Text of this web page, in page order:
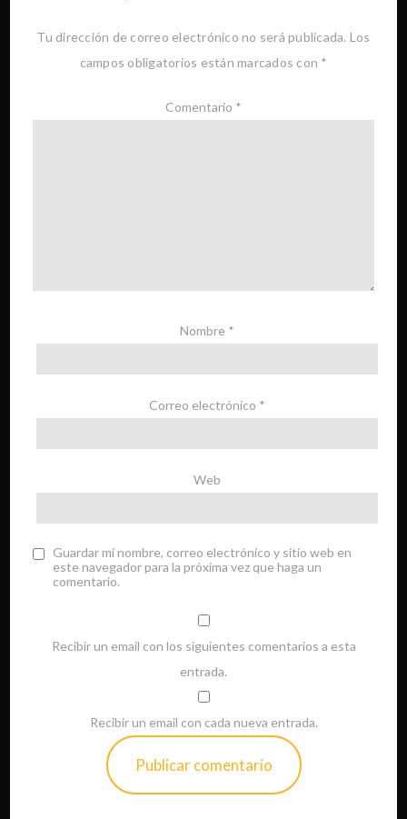
Tu dirección de correo electrónico no será publicada. Los
campos obligatorios están marcados con *
Comentario *
Nombre *
Correo electrónico *
Web
Guardar mi nombre, correo electrónico y sitio web en
este navegador para la próxima vez que haga un
comentario.
Recibir un email con los siguientes comentarios a esta
entrada.
Recibir un email con cada nueva entrada.